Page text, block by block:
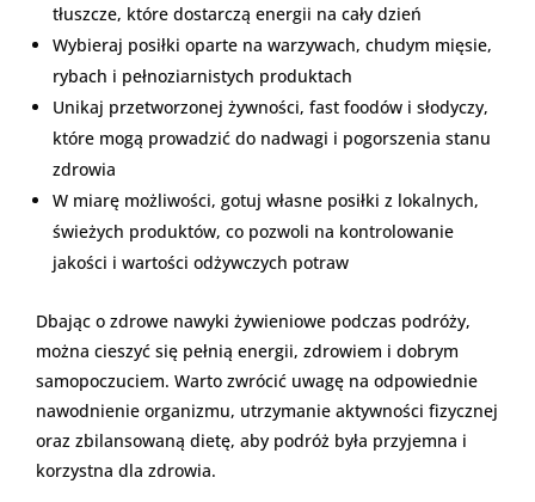
tłuszcze, które dostarczą energii na cały dzień
Wybieraj posiłki oparte na warzywach, chudym mięsie,
rybach i pełnoziarnistych produktach
Unikaj przetworzonej żywności, fast foodów i słodyczy,
które mogą prowadzić do nadwagi i pogorszenia stanu
zdrowia
W miarę możliwości, gotuj własne posiłki z lokalnych,
świeżych produktów, co pozwoli na kontrolowanie
jakości i wartości odżywczych potraw
Dbając o zdrowe nawyki żywieniowe podczas podróży,
można cieszyć się pełnią energii, zdrowiem i dobrym
samopoczuciem. Warto zwrócić uwagę na odpowiednie
nawodnienie organizmu, utrzymanie aktywności fizycznej
oraz zbilansowaną dietę, aby podróż była przyjemna i
korzystna dla zdrowia.